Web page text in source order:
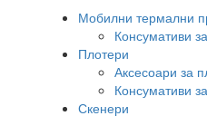
Мобилни термални
Консумативи
Плотери
Аксесоари за
Консумативи
Скенери